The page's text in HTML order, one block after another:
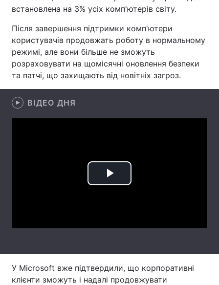
Цікавинки Погода
Лонгріди
Інтерв'ю
Тема оформлення
встановлена на 3% усіх комп'ютерів світу.
Після завершення підтримки комп'ютери
користувачів продовжать роботу в нормальному
режимі, але вони більше не зможуть
розраховувати на щомісячні оновлення безпеки
та патчі, що захищають від новітніх загроз.
ВІДЕО ДНЯ
Play
У Microsoft вже підтвердили, що корпоративні
клієнти зможуть і надалі продовжувати